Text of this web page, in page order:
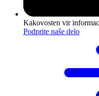
Kakovosten vir
Podprite naše delo